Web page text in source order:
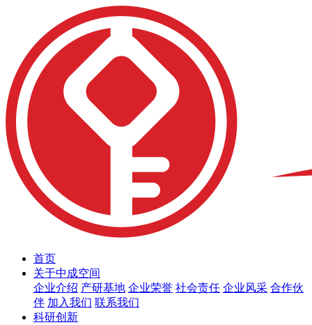
首页
关于中成空间
企业介绍 产研基地 企业荣誉 社会责任 企业风采 合作伙
伴 加入我们 联系我们
科研创新